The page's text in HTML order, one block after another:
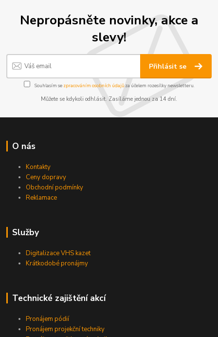
Nepropásněte novinky, akce a
slevy!
Přihlásit se
Souhlasím se zpracováním osobních údajůza účelem rozesílky newsletteru.
Můžete se kdykoli odhlásit. Zasíláme jednou za 14 dní.
O nás
Kontakty
Ceny dopravy
Obchodní podmínky
Reklamace
Služby
Digitalizace VHS kazet
Krátkodobé pronájmy
Technické zajištění akcí
Pronájem pódií
Pronájem projekční techniky